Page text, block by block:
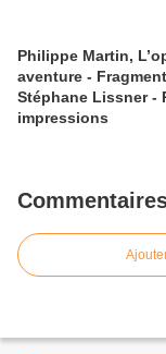
Philippe Martin,
aventure -
Stéphane Lissner -
impressions